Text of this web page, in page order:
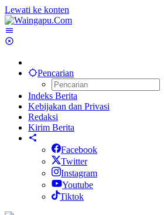
Lewati ke konten
Pencarian
Indeks Berita
Kebijakan dan Privasi
Redaksi
Kirim Berita
Facebook
Twitter
Instagram
Youtube
Tiktok